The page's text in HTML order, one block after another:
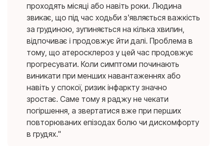
проходять місяці або навіть роки. Людина
звикає, що під час ходьби з'являється важкість
за грудиною, зупиняється на кілька хвилин,
відпочиває і продовжує йти далі. Проблема в
тому, що атеросклероз у цей час продовжує
прогресувати. Коли симптоми починають
виникати при менших навантаженнях або
навіть у спокої, ризик інфаркту значно
зростає. Саме тому я раджу не чекати
погіршення, а звертатися вже при перших
повторюваних епізодах болю чи дискомфорту
в грудях."